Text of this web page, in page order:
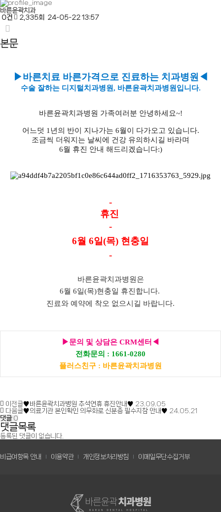
바른윤곽치과
0건
2,335회 24-05-22 13:57
본문
▶바른치료 바른가격으로 진료하는 치과병원◀
수술 잘하는 디지털치과병원, 바른윤곽치과병원입니다.
바른윤곽치과병원 가족여러분 안녕하세요~!
어느덧 1년의 반이 지나가는 6월이 다가오고 있습니다.
조금씩 더워지는 날씨에 건강 유의하시길 바라며
6월 휴진 안내 해드리겠습니다:)
-
휴진
-
6월 6일(목) 현충일
-
바른윤곽치과병원은
6월 6일(목)현충일 휴진합니다.
진료와 예약에 착오 없으시길 바랍니다.
▶문의 및 상담은 CRM센터◀
전화문의 : 1661-0280
플러스친구 : 바른윤곽치과병원
이전글♥바른윤곽치과병원 추석연휴 휴진안내♥ 23.09.05
다음글♥의료기관 본인확인 의무화로 신분증 필수지참 안내♥ 24.05.21
댓글0
댓글목록
등록된 댓글이 없습니다.
비급여항목 안내 이용약관 개인정보처리방침 이메일무단수집거부